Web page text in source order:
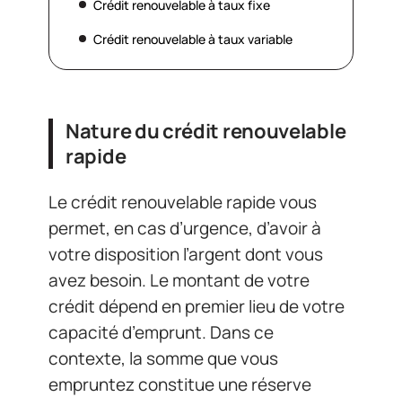
Crédit renouvelable à taux fixe
Crédit renouvelable à taux variable
Nature du crédit renouvelable
rapide
Le crédit renouvelable rapide vous
permet, en cas d’urgence, d’avoir à
votre disposition l’argent dont vous
avez besoin. Le montant de votre
crédit dépend en premier lieu de votre
capacité d’emprunt. Dans ce
contexte, la somme que vous
empruntez constitue une réserve